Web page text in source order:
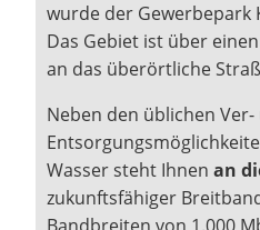
wurde der Gewerbepark
Das Gebiet ist über
an das überörtliche
Neben den üblichen Ver-
Wasser steht Ihnen an
zukunftsfähiger